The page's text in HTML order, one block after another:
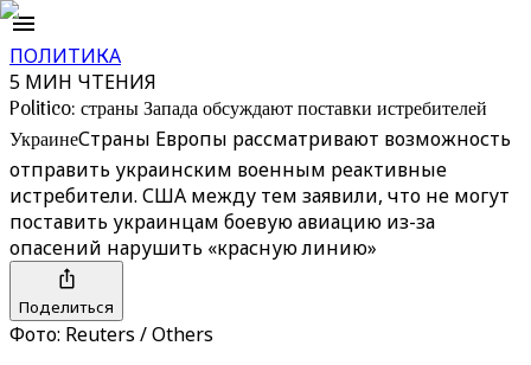
ПОЛИТИКА
5 МИН ЧТЕНИЯ
Politico: страны Запада обсуждают поставки истребителей
УкраинеСтраны Европы рассматривают возможность
отправить украинским военным реактивные
истребители. США между тем заявили, что не могут
поставить украинцам боевую авиацию из-за
опасений нарушить «‎красную линию»‎
Поделиться
Фото: Reuters / Others